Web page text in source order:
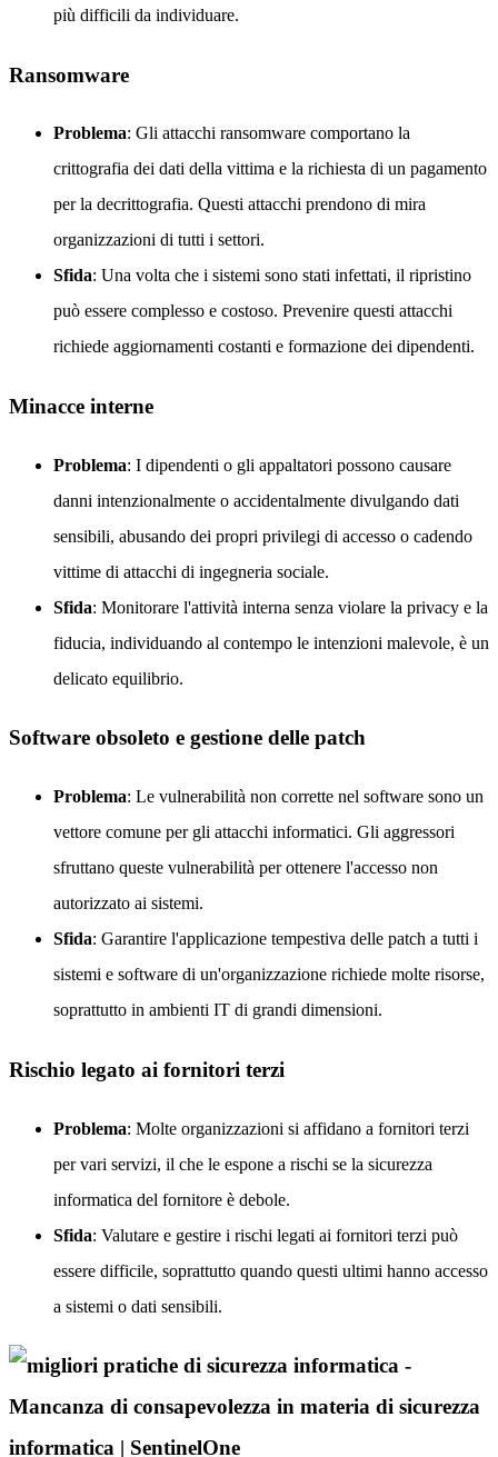
più difficili da individuare.
Ransomware
Problema: Gli attacchi ransomware comportano la
crittografia dei dati della vittima e la richiesta di un pagamento
per la decrittografia. Questi attacchi prendono di mira
organizzazioni di tutti i settori.
Sfida: Una volta che i sistemi sono stati infettati, il ripristino
può essere complesso e costoso. Prevenire questi attacchi
richiede aggiornamenti costanti e formazione dei dipendenti.
Minacce interne
Problema: I dipendenti o gli appaltatori possono causare
danni intenzionalmente o accidentalmente divulgando dati
sensibili, abusando dei propri privilegi di accesso o cadendo
vittime di attacchi di ingegneria sociale.
Sfida: Monitorare l'attività interna senza violare la privacy e la
fiducia, individuando al contempo le intenzioni malevole, è un
delicato equilibrio.
Software obsoleto e gestione delle patch
Problema: Le vulnerabilità non corrette nel software sono un
vettore comune per gli attacchi informatici. Gli aggressori
sfruttano queste vulnerabilità per ottenere l'accesso non
autorizzato ai sistemi.
Sfida: Garantire l'applicazione tempestiva delle patch a tutti i
sistemi e software di un'organizzazione richiede molte risorse,
soprattutto in ambienti IT di grandi dimensioni.
Rischio legato ai fornitori terzi
Problema: Molte organizzazioni si affidano a fornitori terzi
per vari servizi, il che le espone a rischi se la sicurezza
informatica del fornitore è debole.
Sfida: Valutare e gestire i rischi legati ai fornitori terzi può
essere difficile, soprattutto quando questi ultimi hanno accesso
a sistemi o dati sensibili.